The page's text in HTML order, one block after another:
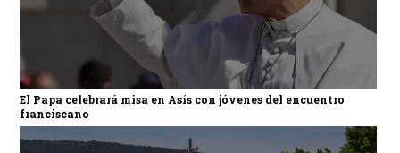
El Papa celebrará misa en Asís con jóvenes del encuentro
franciscano